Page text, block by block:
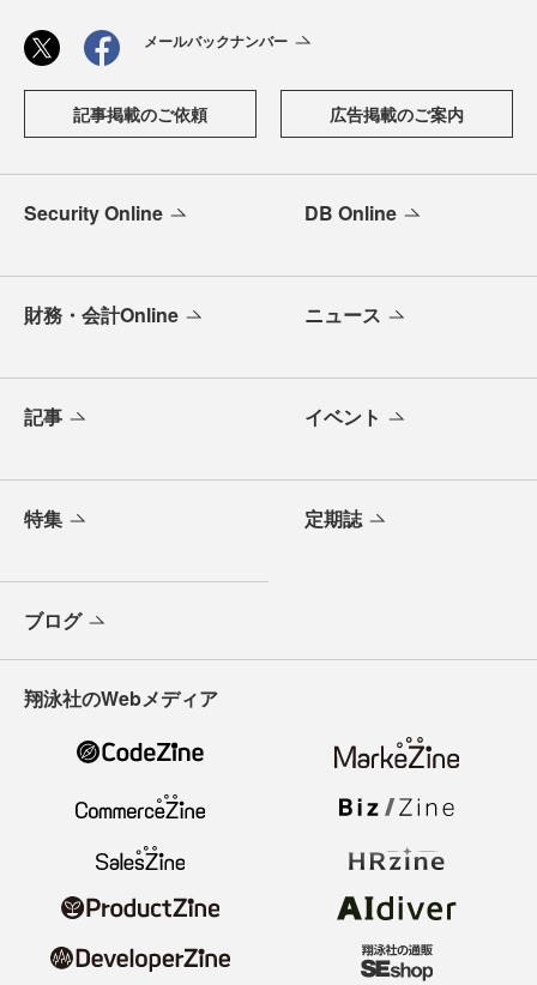
メールバックナンバー
記事掲載のご依頼 広告掲載のご案内
Security Online DB Online
財務・会計Online ニュース
記事 イベント
特集 定期誌
ブログ
翔泳社のWebメディア